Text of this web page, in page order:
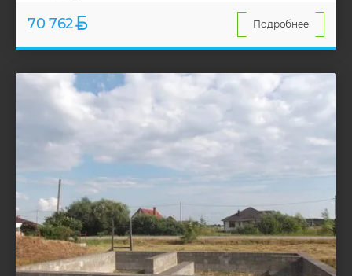
70 762 Подробнее